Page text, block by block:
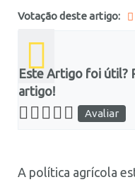
1
Votação deste artigo:
Este Artigo foi útil?
artigo!
A política agrícola